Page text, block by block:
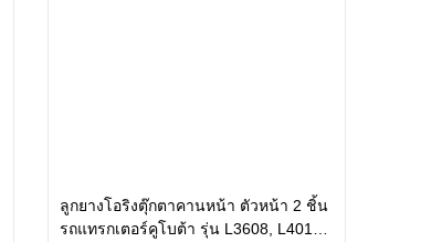
ลูกยางโอริงตุ๊กตาคานหน้า ตัวหน้า 2 ชิ้น
รถแทรกเตอร์คูโบต้า รุ่น L3608, L4018,
หยิบใส่ตะกร้า